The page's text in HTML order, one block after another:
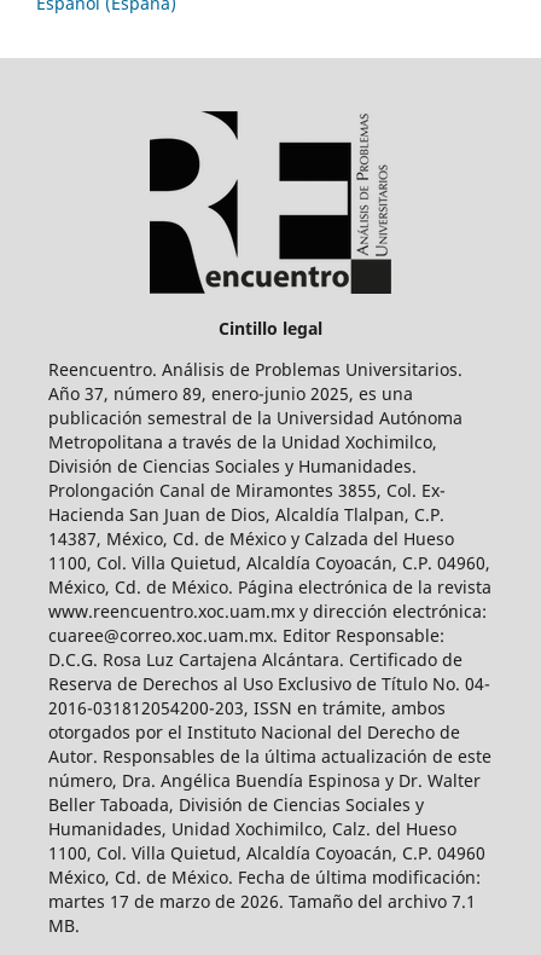
Cintillo legal
Reencuentro. Análisis de Problemas Universitarios.
Año 37, número 89, enero-junio 2025, es una
publicación semestral de la Universidad Autónoma
Metropolitana a través de la Unidad Xochimilco,
División de Ciencias Sociales y Humanidades.
Prolongación Canal de Miramontes 3855, Col. Ex-
Hacienda San Juan de Dios, Alcaldía Tlalpan, C.P.
14387, México, Cd. de México y Calzada del Hueso
1100, Col. Villa Quietud, Alcaldía Coyoacán, C.P. 04960,
México, Cd. de México. Página electrónica de la revista
www.reencuentro.xoc.uam.mx y dirección electrónica:
cuaree@correo.xoc.uam.mx. Editor Responsable:
D.C.G. Rosa Luz Cartajena Alcántara. Certificado de
Reserva de Derechos al Uso Exclusivo de Título No. 04-
2016-031812054200-203, ISSN en trámite, ambos
otorgados por el Instituto Nacional del Derecho de
Autor. Responsables de la última actualización de este
número, Dra. Angélica Buendía Espinosa y Dr. Walter
Beller Taboada, División de Ciencias Sociales y
Humanidades, Unidad Xochimilco, Calz. del Hueso
1100, Col. Villa Quietud, Alcaldía Coyoacán, C.P. 04960
México, Cd. de México. Fecha de última modificación:
martes 17 de marzo de 2026. Tamaño del archivo 7.1
MB.